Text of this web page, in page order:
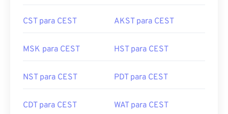
CST para CEST AKST para CEST
MSK para CEST HST para CEST
NST para CEST PDT para CEST
CDT para CEST WAT para CEST